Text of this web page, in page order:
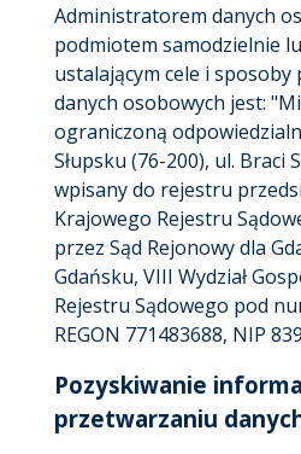
Administratorem danych
podmiotem samodzielnie
ustalającym cele i
danych osobowych jest:
ograniczoną
Słupsku (76-200), ul. Braci
wpisany do rejestru
Krajowego Rejestru
przez Sąd Rejonowy dla
Gdańsku, VIII Wydział
Rejestru Sądowego pod
REGON 771483688, NIP
Pozyskiwanie
przetwarzaniu